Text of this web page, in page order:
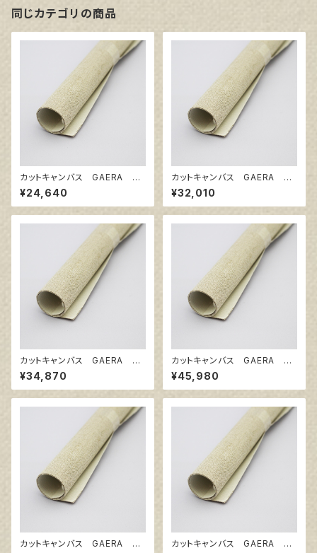
同じカテゴリの商品
カットキャンバス GAERA BA
F120
¥24,640
カットキャンバス GAERA BA
F130
¥32,010
カットキャンバス GAERA BA
F150
¥34,870
カットキャンバス GAERA BA
F200
¥45,980
カットキャンバス GAERA BA
カットキャンバス GAERA BA